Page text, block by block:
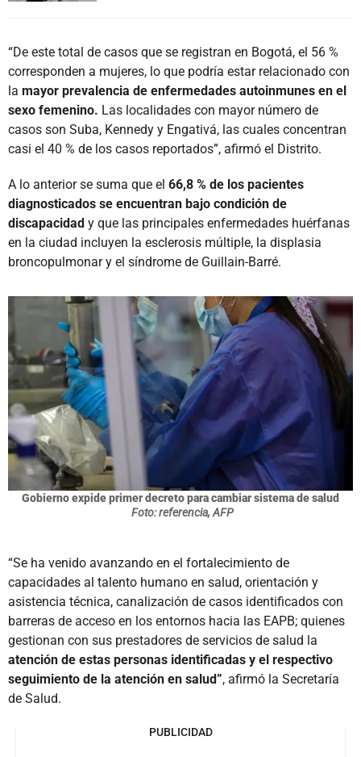
“De este total de casos que se registran en Bogotá, el 56 %
corresponden a mujeres, lo que podría estar relacionado con
la mayor prevalencia de enfermedades autoinmunes en el
sexo femenino. Las localidades con mayor número de
casos son Suba, Kennedy y Engativá, las cuales concentran
casi el 40 % de los casos reportados”, afirmó el Distrito.
A lo anterior se suma que el 66,8 % de los pacientes
diagnosticados se encuentran bajo condición de
discapacidad y que las principales enfermedades huérfanas
en la ciudad incluyen la esclerosis múltiple, la displasia
broncopulmonar y el síndrome de Guillain-Barré.
Gobierno expide primer decreto para cambiar sistema de salud
Foto: referencia, AFP
“Se ha venido avanzando en el fortalecimiento de
capacidades al talento humano en salud, orientación y
asistencia técnica, canalización de casos identificados con
barreras de acceso en los entornos hacia las EAPB; quienes
gestionan con sus prestadores de servicios de salud la
atención de estas personas identificadas y el respectivo
seguimiento de la atención en salud”, afirmó la Secretaría
de Salud.
PUBLICIDAD